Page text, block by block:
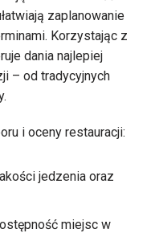
zaplanowanie
Korzystając z
dania najlepiej
– od tradycyjnych
i oceny restauracji:
jedzenia oraz
miejsc w